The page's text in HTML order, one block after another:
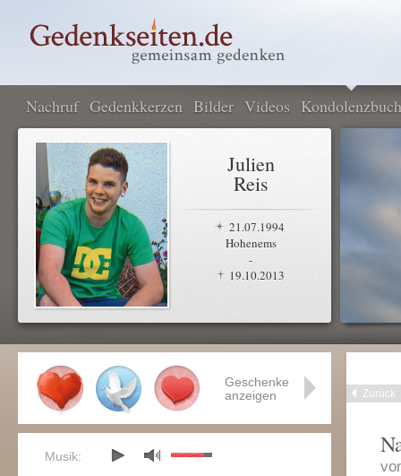
Nachruf Gedenkkerzen Bilder Videos Kondolenzbuch
Julien
Reis
21.07.1994
Hohenems
-
19.10.2013
Zurück
Geschenke
anzeigen
Musik: